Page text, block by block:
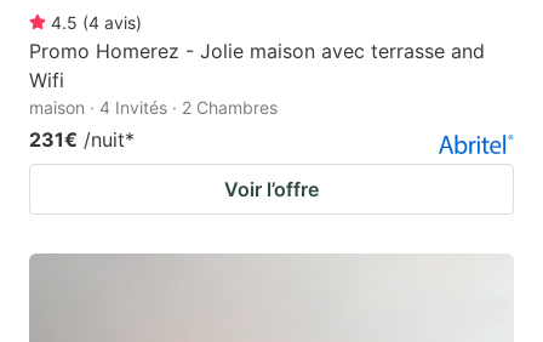
4.5 (4 avis)
Promo Homerez - Jolie maison avec terrasse and
Wifi
maison · 4 Invités · 2 Chambres
231€ /nuit*
Voir l’offre